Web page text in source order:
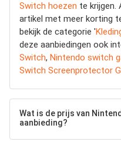
Switch hoezen te krijgen.
artikel met meer korting
bekijk de categorie '
deze aanbiedingen ook
Switch, Nintendo switch
Switch Screenprotector
Wat is de prijs van
aanbieding?